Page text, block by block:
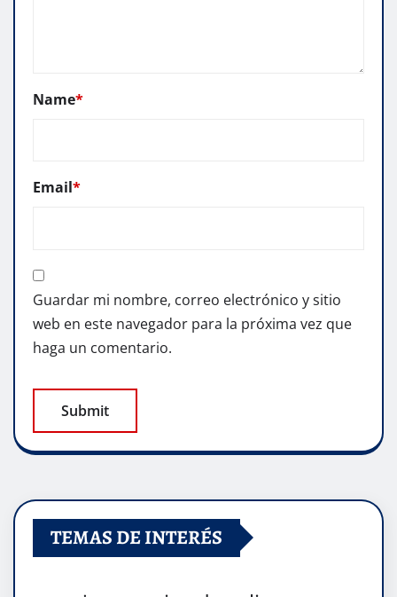
Name*
Email*
Guardar mi nombre, correo electrónico y sitio
web en este navegador para la próxima vez que
haga un comentario.
TEMAS DE INTERÉS